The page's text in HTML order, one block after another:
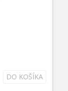
DO KOŠÍKA